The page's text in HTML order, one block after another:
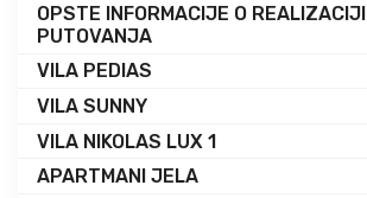
OPSTE INFORMACIJE O REALIZACIJI
PUTOVANJA
VILA PEDIAS
VILA SUNNY
VILA NIKOLAS LUX 1
APARTMANI JELA